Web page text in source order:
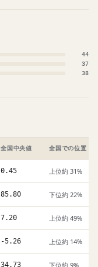
44
37
38
全国中央値 全国での位置
0.45 上位約 31%
85.80 下位約 22%
7.20 上位約 49%
-5.26 上位約 14%
34.73 下位約 9%